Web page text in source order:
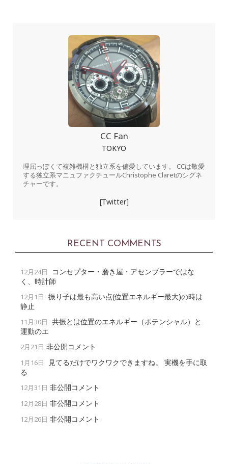
CC Fan
TOKYO
理屈っぽくて複雑機構と独立系を偏愛しています。 CCは敬愛
する独立系マニュファクチュールChristophe Claretのシグネ
チャーです。
[Twitter]
RECENT COMMENTS
12月24日
コンセプター・磨き屋・アセンブラーではな
く、時計師
12月1日 振り子は最も高い点(位置エネルギー最大)の時は
静止
11月30日 共振とは位置のエネルギー（ポテンシャル）と
運動のエ
2月21日 非公開コメント
1月16日
見てるだけでワクワクできますね。 実機を手に取
る
12月31日 非公開コメント
12月28日 非公開コメント
12月26日 非公開コメント